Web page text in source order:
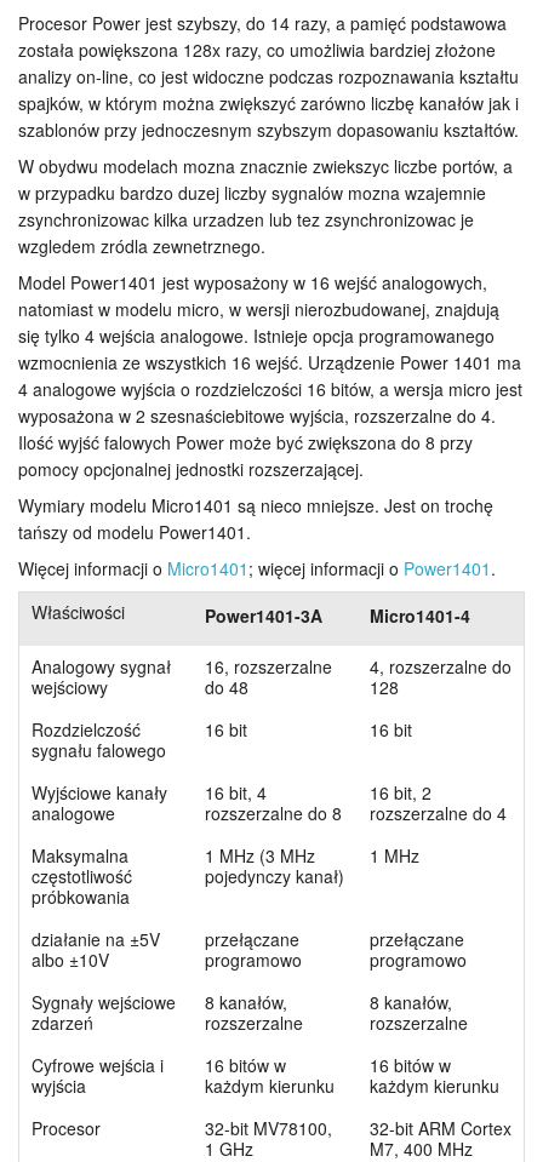
Dealerzy
Procesor Power jest szybszy, do 14 razy, a pamięć podstawowa
została powiększona 128x razy, co umożliwia bardziej złożone
analizy on-line, co jest widoczne podczas rozpoznawania kształtu
spajków, w którym można zwiększyć zarówno liczbę kanałów jak i
szablonów przy jednoczesnym szybszym dopasowaniu kształtów.
W obydwu modelach mozna znacznie zwiekszyc liczbe portów, a
w przypadku bardzo duzej liczby sygnalów mozna wzajemnie
zsynchronizowac kilka urzadzen lub tez zsynchronizowac je
wzgledem zródla zewnetrznego.
Model Power1401 jest wyposażony w 16 wejść analogowych,
natomiast w modelu micro, w wersji nierozbudowanej, znajdują
się tylko 4 wejścia analogowe. Istnieje opcja programowanego
wzmocnienia ze wszystkich 16 wejść. Urządzenie Power 1401 ma
4 analogowe wyjścia o rozdzielczości 16 bitów, a wersja micro jest
wyposażona w 2 szesnaściebitowe wyjścia, rozszerzalne do 4.
Ilość wyjść falowych Power może być zwiększona do 8 przy
pomocy opcjonalnej jednostki rozszerzającej.
Wymiary modelu Micro1401 są nieco mniejsze. Jest on trochę
tańszy od modelu Power1401.
Więcej informacji o Micro1401 ; więcej informacji o Power1401 .
Właściwości
Power1401-3A Micro1401-4
Analogowy sygnał
wejściowy
16, rozszerzalne
do 48
4, rozszerzalne do
128
Rozdzielczość
sygnału falowego
16 bit 16 bit
Wyjściowe kanały
analogowe
16 bit, 4
rozszerzalne do 8
16 bit, 2
rozszerzalne do 4
Maksymalna
częstotliwość
próbkowania
1 MHz (3 MHz
pojedynczy kanał)
1 MHz
działanie na ±5V
albo ±10V
przełączane
programowo
przełączane
programowo
Sygnały wejściowe
zdarzeń
8 kanałów,
rozszerzalne
8 kanałów,
rozszerzalne
Cyfrowe wejścia i
wyjścia
16 bitów w
każdym kierunku
16 bitów w
każdym kierunku
Procesor
32-bit MV78100,
1 GHz
32-bit ARM Cortex
M7, 400 MHz